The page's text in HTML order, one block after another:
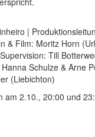
|
& Film: Moritz Horn
Till
Schulze & Arne
(Liebichton)
am 2.10., 20:00 und